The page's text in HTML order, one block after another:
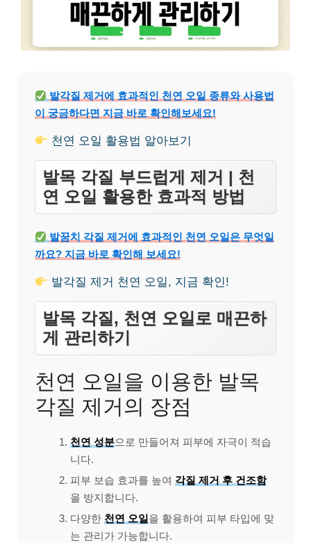
발각질 제거에 효과적인 천연 오일 종류와 사용법
이 궁금하다면 지금 바로 확인해보세요!
천연 오일 활용법 알아보기
발목 각질 부드럽게 제거 | 천
연 오일 활용한 효과적 방법
발꿈치 각질 제거에 효과적인 천연 오일은 무엇일
까요? 지금 바로 확인해 보세요!
발각질 제거 천연 오일, 지금 확인!
발목 각질, 천연 오일로 매끈하
게 관리하기
천연 오일을 이용한 발목
각질 제거의 장점
천연 성분으로 만들어져 피부에 자극이 적습
니다.
피부 보습 효과를 높여 각질 제거 후 건조함
을 방지합니다.
다양한 천연 오일을 활용하여 피부 타입에 맞
는 관리가 가능합니다.